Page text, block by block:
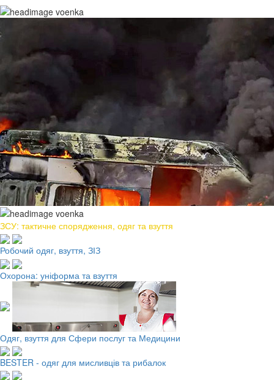
ЗСУ: тактичне спорядження, одяг та взуття
Робочий одяг, взуття, ЗІЗ
Охорона: уніформа та взуття
Одяг, взуття для Сфери послуг та Медицини
BESTER - одяг для мисливців та рибалок